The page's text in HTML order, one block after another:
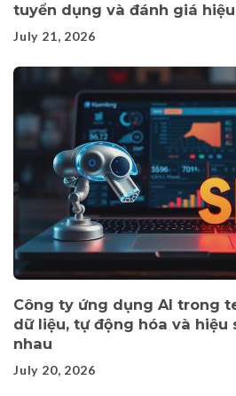
tuyển dụng và đánh giá
July 21, 2026
Công ty ứng dụng AI trong
dữ liệu, tự động hóa và hiệu
nhau
July 20, 2026